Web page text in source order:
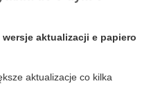
aktualizacji e papiero
aktualizacje co kilka